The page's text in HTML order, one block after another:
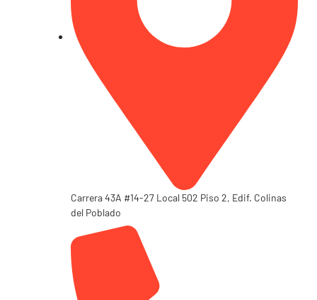
Carrera 43A #14-27 Local 502 Piso 2, Edif. Colinas
del Poblado